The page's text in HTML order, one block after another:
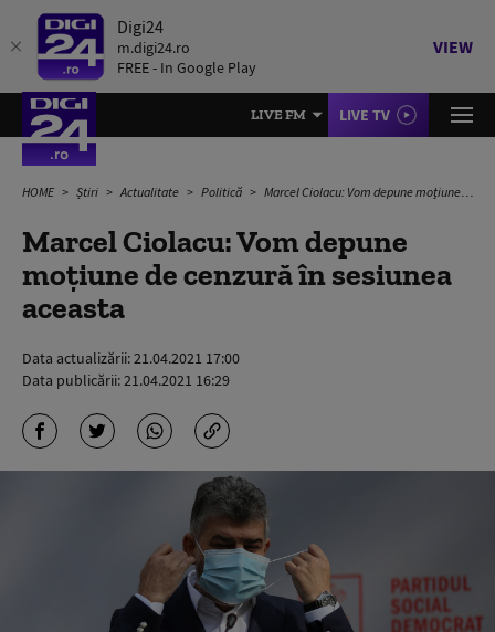
Digi24
m.digi24.ro
FREE - In Google Play
VIEW
LIVE FM LIVE TV
HOME Știri Actualitate Politică Marcel Ciolacu: Vom depune moțiune de cenzură în sesiunea aceasta
Marcel Ciolacu: Vom depune
moțiune de cenzură în sesiunea
aceasta
Data actualizării:21.04.2021 17:00
Data publicării:21.04.2021 16:29